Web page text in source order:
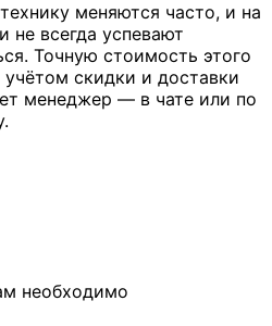
меняются часто, и на
не всегда успевают
Точную стоимость этого
учётом скидки и доставки
менеджер — в чате или по
необходимо